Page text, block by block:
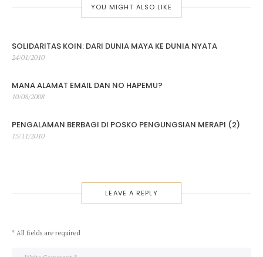
YOU MIGHT ALSO LIKE
SOLIDARITAS KOIN: DARI DUNIA MAYA KE DUNIA NYATA
Posted
24/01/2010
MANA ALAMAT EMAIL DAN NO HAPEMU?
Posted
10/08/2008
PENGALAMAN BERBAGI DI POSKO PENGUNGSIAN MERAPI (2)
Posted
15/11/2010
LEAVE A REPLY
* All fields are required